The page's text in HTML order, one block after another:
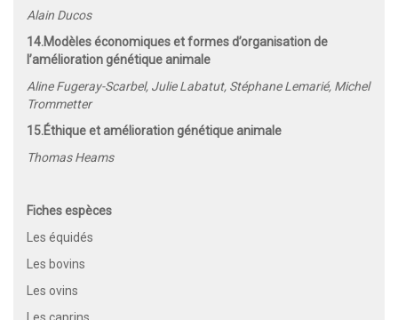
Alain Ducos
14.Modèles économiques et formes d’organisation de
l’amélioration génétique animale
Aline Fugeray-Scarbel, Julie Labatut, Stéphane Lemarié, Michel
Trommetter
15.Éthique et amélioration génétique animale
Thomas Heams
Fiches espèces
Les équidés
Les bovins
Les ovins